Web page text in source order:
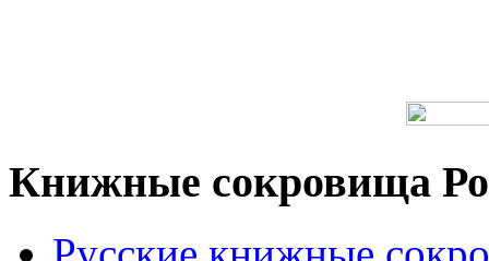
Книжные сокровища